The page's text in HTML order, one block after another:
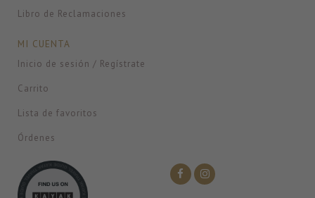
Libro de Reclamaciones
MI CUENTA
Inicio de sesión / Regístrate
Carrito
Lista de favoritos
Órdenes